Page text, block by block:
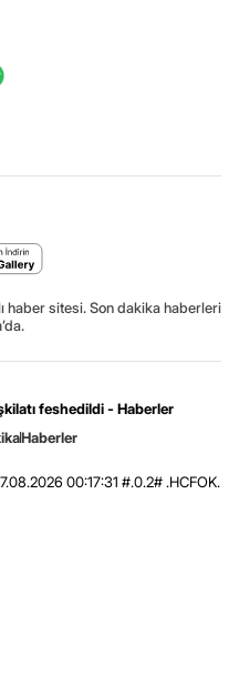
haber sitesi. Son dakika haberleri
feshedildi - Haberler
Haberler
00:17:31 #.0.2# .HCFOK.